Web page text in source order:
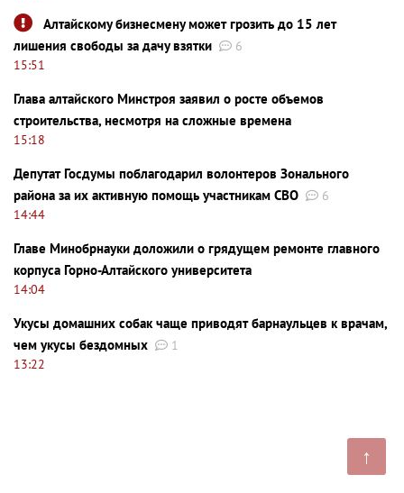
↑
Алтайскому бизнесмену может грозить до 15 лет
лишения свободы за дачу взятки
6
15:51
Глава алтайского Минстроя заявил о росте объемов
строительства, несмотря на сложные времена
15:18
Депутат Госдумы поблагодарил волонтеров Зонального
района за их активную помощь участникам СВО
6
14:44
Главе Минобрнауки доложили о грядущем ремонте главного
корпуса Горно-Алтайского университета
14:04
Укусы домашних собак чаще приводят барнаульцев к врачам,
чем укусы бездомных
1
13:22